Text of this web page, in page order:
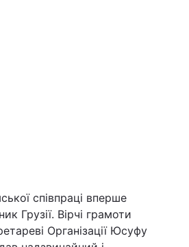
Львів
Харків
співпраці вперше
Грузії. Вірчі грамоти
Організації Юсуфу